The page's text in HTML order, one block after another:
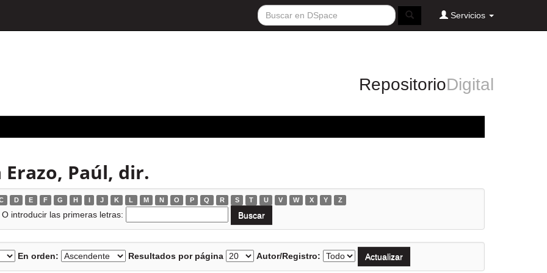
Servicios
RepositorioDigital
Paúl, dir.
D E F G H I J K L M N O P Q R S T U V W X Y Z
O introducir las primeras letras:
En orden: Resultados por página Autor/Registro: